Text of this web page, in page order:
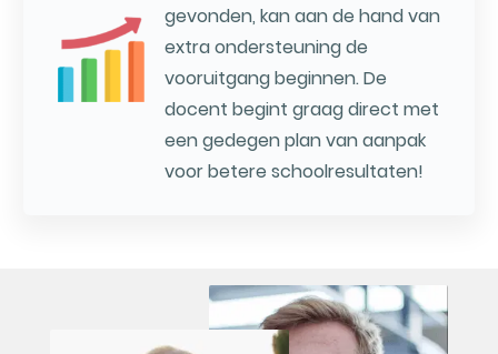
gevonden, kan aan de hand van
extra ondersteuning de
vooruitgang beginnen. De
docent begint graag direct met
een gedegen plan van aanpak
voor betere schoolresultaten!